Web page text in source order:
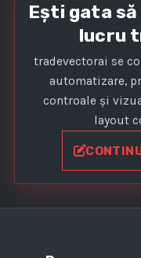
Ești gata
lucru
tradevectorai se
automatizare,
controale și
layout